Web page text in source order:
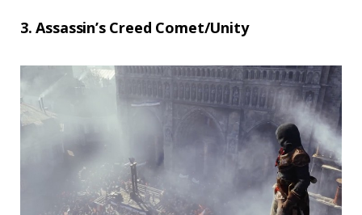
3. Assassin’s Creed Comet/Unity